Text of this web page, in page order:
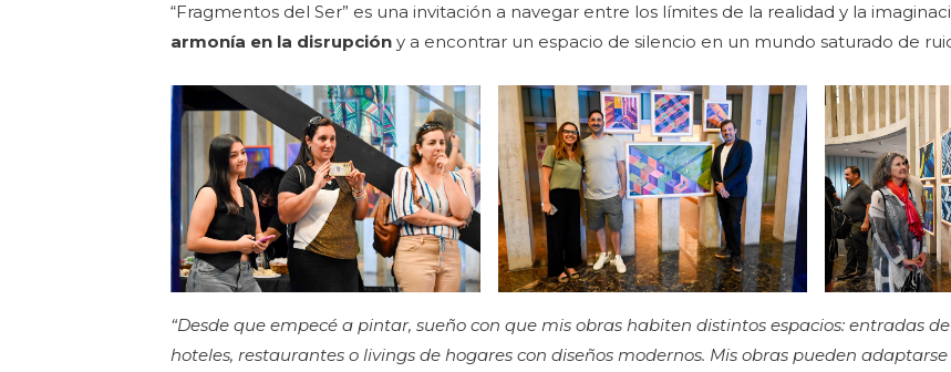
“Fragmentos del Ser” es una invitación a navegar entre los límites de la realidad y la
armonía en la disrupción y a encontrar un espacio de silencio en un mundo saturado de
“Desde que empecé a pintar, sueño con que mis obras habiten distintos espacios: entradas
hoteles, restaurantes o livings de hogares con diseños modernos. Mis obras pueden